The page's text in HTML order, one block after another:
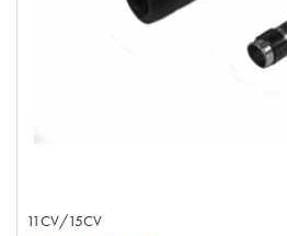
11CV/15CV